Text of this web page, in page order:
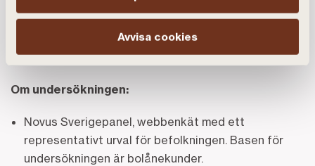
Avvisa cookies
Om undersökningen:
Novus Sverigepanel, webbenkät med ett
representativt urval för befolkningen. Basen för
undersökningen är bolånekunder.